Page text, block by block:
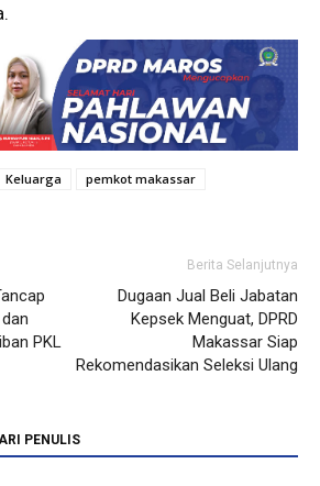
Keluarga
pemkot makassar
PKL
Berita Selanjutnya
Dugaan Jual Beli Jabatan
Kepsek Menguat, DPRD
Makassar Siap
Rekomendasikan Seleksi Ulang
PENULIS